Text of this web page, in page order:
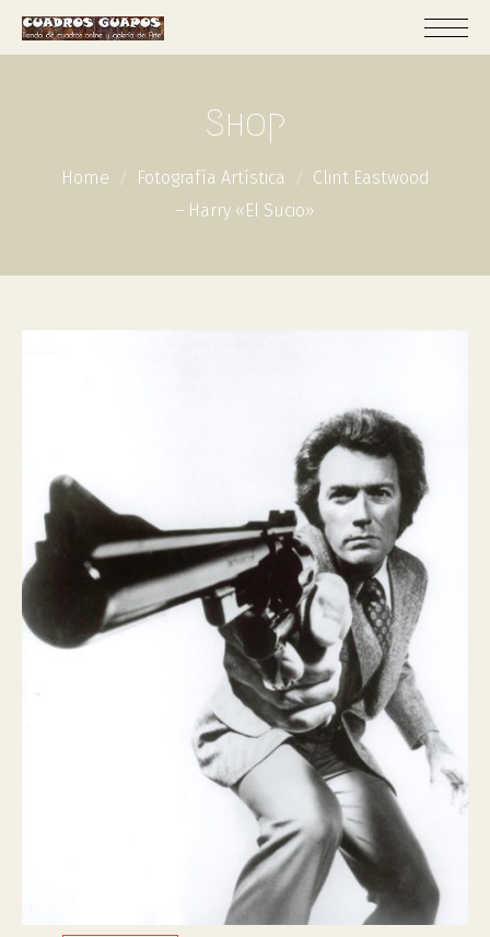
Shop
Home Fotografía Artística
Clint Eastwood
– Harry «el Sucio»